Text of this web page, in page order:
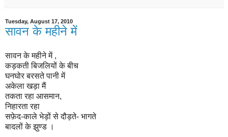
Tuesday, August 17, 2010
सावन के महीने में
सावन के महीने में ,
कड़कती बिजलियों के बीच
घनघोर बरसते पानी में
अकेला खड़ा मैं
तकता रहा आसमान,
निहारता रहा
सफ़ेद-काले भेड़ों से दौड़ते- भागते
बादलों के झुण्ड ।